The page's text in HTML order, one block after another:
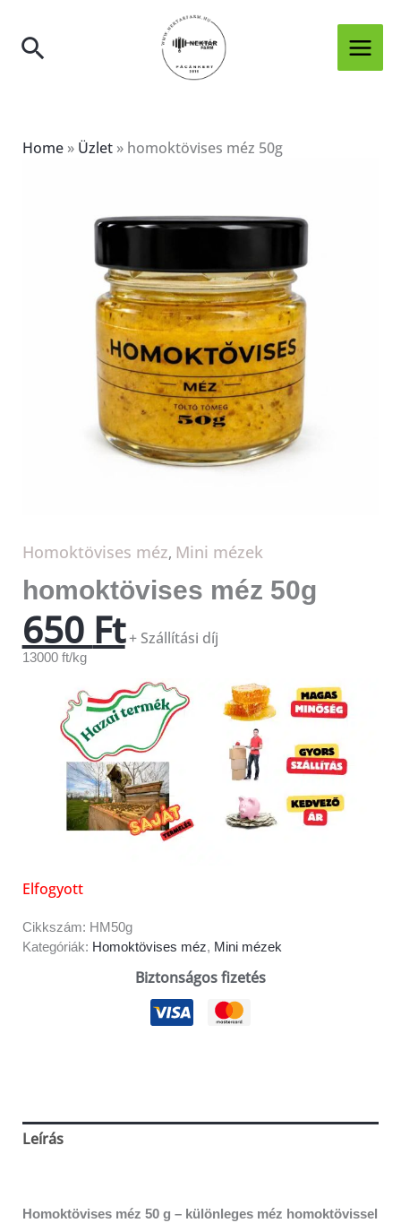
contentSearch
Home» Üzlet» homoktövises méz 50g
Homoktövises méz, Mini mézek
homoktövises méz 50g
650 Ft+ Szállítási díj
13000 ft/kg
Elfogyott
Cikkszám: HM50g
Kategóriák: Homoktövises méz, Mini mézek
Biztonságos fizetés
Leírás
Homoktövises méz 50 g – különleges méz homoktövissel